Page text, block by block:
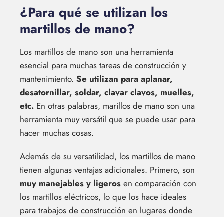
¿Para qué se utilizan los
martillos de mano?
Los martillos de mano son una herramienta
esencial para muchas tareas de construcción y
mantenimiento. Se utilizan para aplanar,
desatornillar, soldar, clavar clavos, muelles,
etc. En otras palabras, marillos de mano son una
herramienta muy versátil que se puede usar para
hacer muchas cosas.
Además de su versatilidad, los martillos de mano
tienen algunas ventajas adicionales. Primero, son
muy manejables y ligeros en comparación con
los martillos eléctricos, lo que los hace ideales
para trabajos de construcción en lugares donde